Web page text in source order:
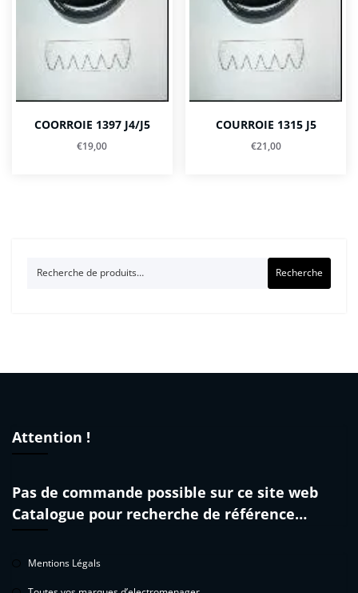
COORROIE 1397 J4/J5
€19,00
COURROIE 1315 J5
€21,00
Recherche
Attention !
Pas de commande possible sur ce site web
Catalogue pour recherche de référence…
Mentions Légals